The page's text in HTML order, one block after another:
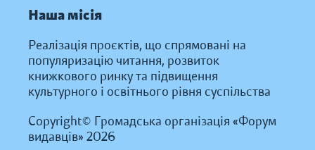
Наша місія
Реалізація проєктів, що спрямовані на
популяризацію читання, розвиток
книжкового ринку та підвищення
культурного і освітнього рівня суспільства
Copyright© Громадська організація «Форум
видавців» 2026